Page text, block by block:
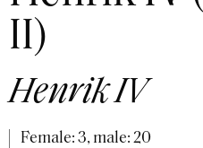
II)
Henrik IV
Female: 3, male: 20